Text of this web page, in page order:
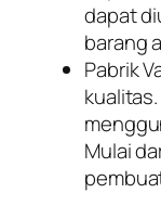
dapat
barang
Pabrik
Mulai